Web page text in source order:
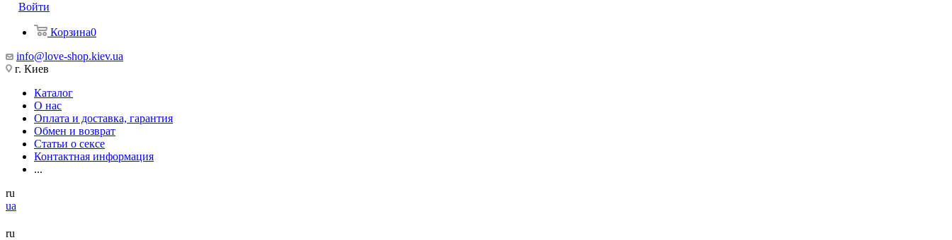
Войти
Корзина0
info@love-shop.kiev.ua
г. Киев
Каталог
О нас
Оплата и доставка, гарантия
Обмен и возврат
Статьи о сексе
Контактная информация
...
ru
ua
ru